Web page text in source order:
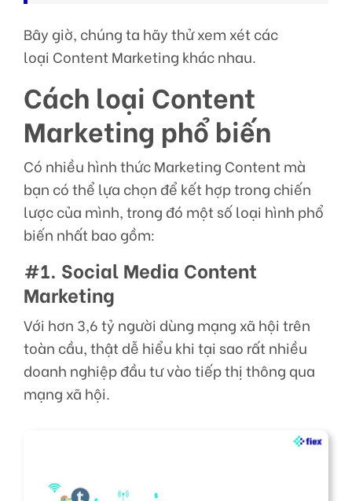
Bây giờ, chúng ta hãy thử xem xét các
loại Content Marketing khác nhau.
Cách loại Content
Marketing phổ biến
Có nhiều hình thứcMarketing Content mà
bạn có thể lựa chọn để kết hợp trong chiến
lược của mình, trong đó một số loại hình phổ
biến nhất bao gồm:
#1. Social Media Content
Marketing
Với hơn 3,6 tỷ người dùng mạng xã hội trên
toàn cầu, thật dễ hiểu khi tại sao rất nhiều
doanh nghiệp đầu tư vào tiếp thị thông qua
mạng xã hội.